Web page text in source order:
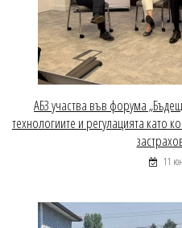
АБЗ участва във форума
технологиите и регулацията като
11